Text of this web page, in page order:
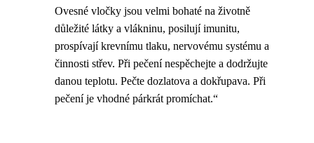
Ovesné vločky jsou velmi bohaté na životně
důležité látky a vlákninu, posilují imunitu,
prospívají krevnímu tlaku, nervovému systému a
činnosti střev. Při pečení nespěchejte a dodržujte
danou teplotu. Pečte dozlatova a dokřupava. Při
pečení je vhodné párkrát promíchat.“